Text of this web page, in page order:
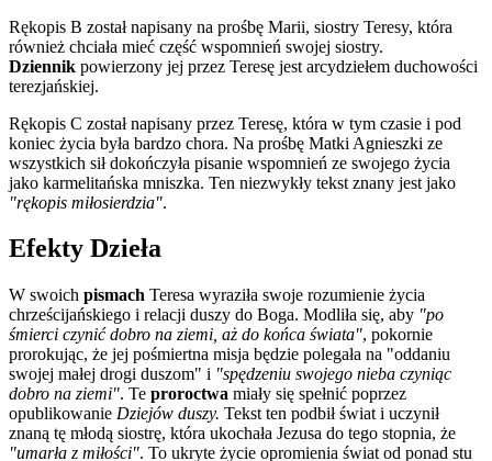
Rękopis B został napisany na prośbę Marii, siostry Teresy, która
również chciała mieć część wspomnień swojej siostry.
Dziennik powierzony jej przez Teresę jest arcydziełem duchowości
terezjańskiej.
Rękopis C został napisany przez Teresę, która w tym czasie i pod
koniec życia była bardzo chora. Na prośbę Matki Agnieszki ze
wszystkich sił dokończyła pisanie wspomnień ze swojego życia
jako karmelitańska mniszka. Ten niezwykły tekst znany jest jako
"rękopis miłosierdzia".
Efekty Dzieła
W swoich pismach Teresa wyraziła swoje rozumienie życia
chrześcijańskiego i relacji duszy do Boga. Modliła się, aby "po
śmierci czynić dobro na ziemi, aż do końca świata", pokornie
prorokując, że jej pośmiertna misja będzie polegała na "oddaniu
swojej małej drogi duszom" i "spędzeniu swojego nieba czyniąc
dobro na ziemi". Te proroctwa miały się spełnić poprzez
opublikowanie Dziejów duszy. Tekst ten podbił świat i uczynił
znaną tę młodą siostrę, która ukochała Jezusa do tego stopnia, że
"umarła z miłości". To ukryte życie opromienia świat od ponad stu